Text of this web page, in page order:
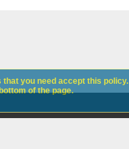
you need accept this policy.
of the page.